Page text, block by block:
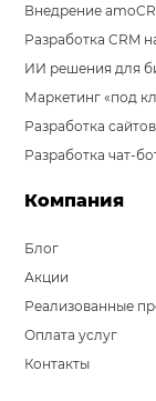
Внедрение
Разработка CRM
ИИ решения для
Маркетинг «под
Разработка сайтов
Разработка чат-
Компания
Блог
Акции
Реализованные
Оплата услуг
Контакты